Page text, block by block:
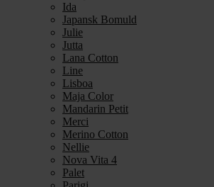
Ida
Japansk Bomuld
Julie
Jutta
Lana Cotton
Line
Lisboa
Maja Color
Mandarin Petit
Merci
Merino Cotton
Nellie
Nova Vita 4
Palet